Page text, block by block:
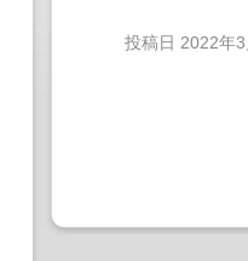
投稿日 2022年